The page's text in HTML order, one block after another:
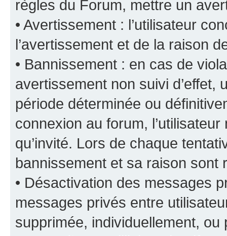
règles du Forum, mettre un
• Avertissement : l’utilisateur
l’avertissement et de la raison
• Bannissement : en cas de
avertissement non suivi d’effet,
période déterminée ou
connexion au forum,
qu’invité. Lors de chaque
bannissement et sa raison sont
• Désactivation des messages
messages privés entre
supprimée, individuellement, ou